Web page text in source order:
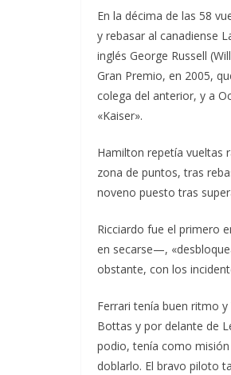
En la décima de las 58
y rebasar al canadiense
inglés George Russell
Gran Premio, en 2005,
colega del anterior, y a
«Kaiser».
Hamilton repetía vueltas
zona de puntos, tras
noveno puesto tras
Ricciardo fue el primero
en secarse—,
obstante, con los
Ferrari tenía buen ritmo
Bottas y por delante de
podio, tenía como
doblarlo. El bravo piloto